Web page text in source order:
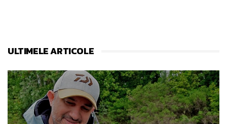
ULTIMELE ARTICOLE